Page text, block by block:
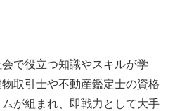
で役立つ知識やスキルが学
取引士や不動産鑑定士の資格
が組まれ、即戦力として大手